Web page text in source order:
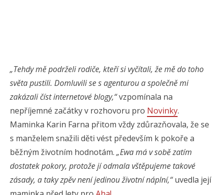
„Tehdy mě podrželi rodiče, kteří si vyčítali, že mě do toho
světa pustili. Domluvili se s agenturou a společně mi
zakázali číst internetové blogy,“vzpomínala na
nepříjemné začátky v rozhovoru pro Novinky.
Maminka Karin Farna přitom vždy zdůrazňovala, že se
s manželem snažili děti vést především k pokoře a
běžným životním hodnotám. „Ewa má v sobě zatím
dostatek pokory, protože jí odmala vštěpujeme takové
zásady, a taky zpěv není jedinou životní náplní,“uvedla její